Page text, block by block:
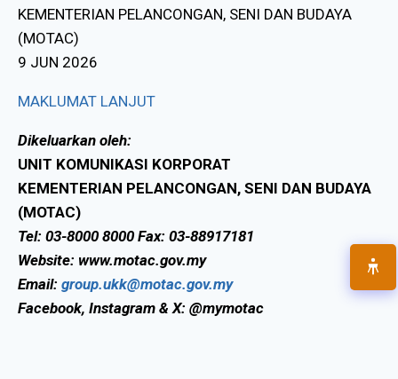
KEMENTERIAN PELANCONGAN, SENI DAN BUDAYA
(MOTAC)
9 JUN 2026
MAKLUMAT LANJUT
Dikeluarkan oleh:
UNIT KOMUNIKASI KORPORAT
KEMENTERIAN PELANCONGAN, SENI DAN BUDAYA
(MOTAC)
Tel: 03-8000 8000 Fax: 03-88917181
Website: www.motac.gov.my
Email: group.ukk@motac.gov.my
Facebook, Instagram & X: @mymotac